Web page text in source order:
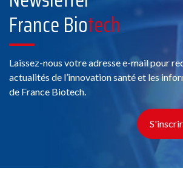
France Biotech
Laissez-nous votre adresse e-mail pour
actualités de l’innovation santé et les
de France Biotech.